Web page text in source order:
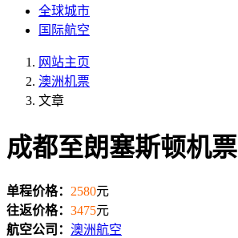
全球城市
国际航空
网站主页
澳洲机票
文章
成都至朗塞斯顿机票
单程价格： 2580元
往返价格： 3475元
航空公司： 澳洲航空